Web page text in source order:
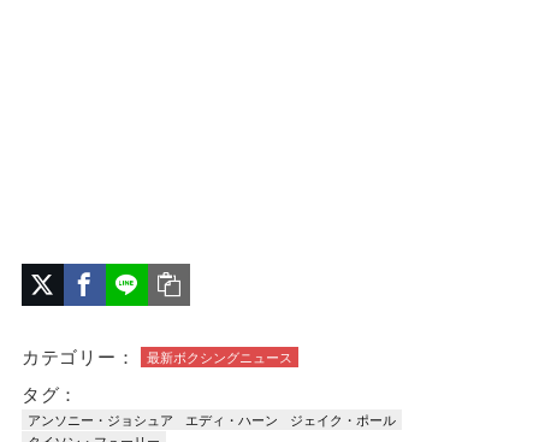
カテゴリー： 最新ボクシングニュース
タグ：
アンソニー・ジョシュア エディ・ハーン
ジェイク・ポール